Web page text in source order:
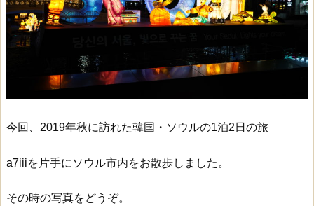
今回、2019年秋に訪れた韓国・ソウルの1泊2日の旅
a7iiiを片手にソウル市内をお散歩しました。
その時の写真をどうぞ。